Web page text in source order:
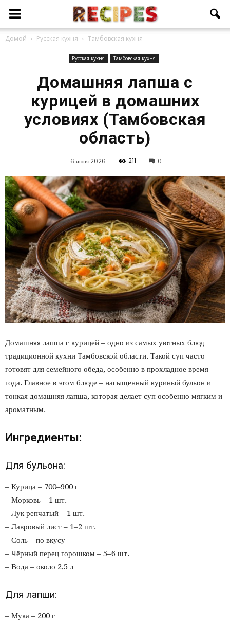
Домой Русская кухня Тамбовская кухня
Русская кухня Тамбовская кухня
Домашняя лапша с
курицей в домашних
условиях (Тамбовская
область)
6 июня 2026 211 0
Домашняя лапша с курицей – одно из самых уютных блюд
традиционной кухни Тамбовской области. Такой суп часто
готовят для семейного обеда, особенно в прохладное время
года. Главное в этом блюде – насыщенный куриный бульон и
тонкая домашняя лапша, которая делает суп особенно мягким и
ароматным.
Ингредиенты:
Для бульона:
– Курица – 700–900 г
– Морковь – 1 шт.
– Лук репчатый – 1 шт.
– Лавровый лист – 1–2 шт.
– Соль – по вкусу
– Чёрный перец горошком – 5–6 шт.
– Вода – около 2,5 л
Для лапши:
– Мука – 200 г